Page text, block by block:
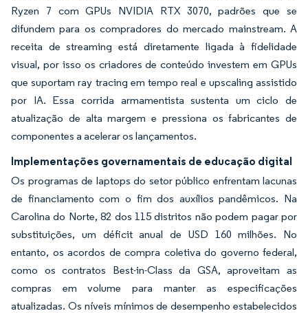
Ryzen 7 com GPUs NVIDIA RTX 3070, padrões que se
difundem para os compradores do mercado mainstream. A
receita de streaming está diretamente ligada à fidelidade
visual, por isso os criadores de conteúdo investem em GPUs
que suportam ray tracing em tempo real e upscaling assistido
por IA. Essa corrida armamentista sustenta um ciclo de
atualização de alta margem e pressiona os fabricantes de
componentes a acelerar os lançamentos.
Implementações governamentais de educação digital
Os programas de laptops do setor público enfrentam lacunas
de financiamento com o fim dos auxílios pandêmicos. Na
Carolina do Norte, 82 dos 115 distritos não podem pagar por
substituições, um déficit anual de USD 160 milhões. No
entanto, os acordos de compra coletiva do governo federal,
como os contratos Best-in-Class da GSA, aproveitam as
compras em volume para manter as especificações
atualizadas. Os níveis mínimos de desempenho estabelecidos